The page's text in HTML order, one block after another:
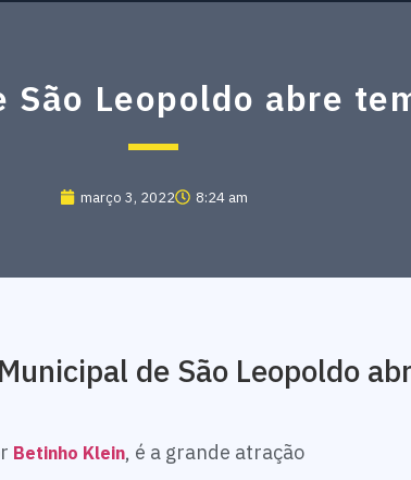
São Leopoldo abre
março 3, 2022 8:24 am
de São Leopoldo
Betinho Klein, é a grande atração